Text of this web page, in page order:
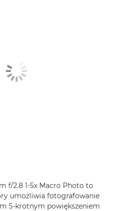
f/2.8 1-5x Macro Photo to
umożliwia fotografowanie
5-krotnym powiększeniem